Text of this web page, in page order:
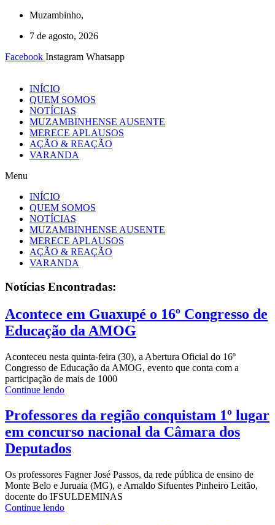
Muzambinho,
7 de agosto, 2026
Facebook Instagram Whatsapp
INÍCIO
QUEM SOMOS
NOTÍCIAS
MUZAMBINHENSE AUSENTE
MERECE APLAUSOS
AÇÃO & REAÇÃO
VARANDA
Menu
INÍCIO
QUEM SOMOS
NOTÍCIAS
MUZAMBINHENSE AUSENTE
MERECE APLAUSOS
AÇÃO & REAÇÃO
VARANDA
Notícias Encontradas:
Acontece em Guaxupé o 16º Congresso de
Educação da AMOG
Aconteceu nesta quinta-feira (30), a Abertura Oficial do 16º
Congresso de Educação da AMOG, evento que conta com a
participação de mais de 1000
Continue lendo
Professores da região conquistam 1º lugar
em concurso nacional da Câmara dos
Deputados
Os professores Fagner José Passos, da rede pública de ensino de
Monte Belo e Juruaia (MG), e Arnaldo Sifuentes Pinheiro Leitão,
docente do IFSULDEMINAS
Continue lendo